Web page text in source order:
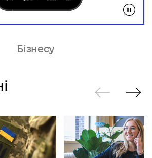
Бізнесу